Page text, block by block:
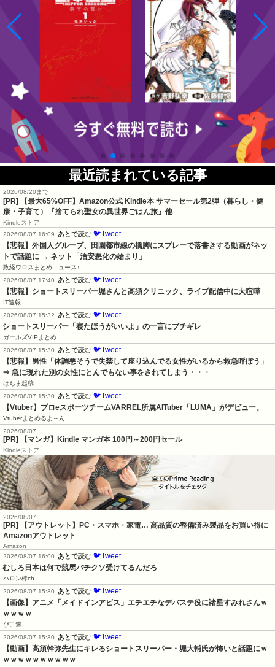
最近読まれている記事
2026/08/20まで
[PR]
【最大65%OFF】Amazon公式 Kindle本 サマーセール第2弾（暮らし・健
康・子育て）『捨てられ聖女の異世界ごはん旅』他
Kindleストア
2026/08/07 16:09
あとで読む 🐦Tweet
【悲報】外国人グループ、田園都市線の橋脚にスプレーで落書きする動画がネッ
トで話題に → ネット「治安悪化の始まり」
政経ワロスまとめニュース♪
2026/08/07 17:40
あとで読む 🐦Tweet
【悲報】ショートスリーパー堀さんと高須クリニック、ライブ配信中に大喧嘩
IT速報
2026/08/07 15:32
あとで読む 🐦Tweet
ショートスリーパー「寝たほうがいいよ」の一言にブチギレ
ガールズVIPまとめ
2026/08/07 15:30
あとで読む 🐦Tweet
【悲報】男性「体調悪そうで失禁して座り込んでる女性がいるから救急呼ぼう」
⇒ 急に現れた別の女性にとんでもない事をされてしまう・・・
はちま起稿
2026/08/07 15:30
あとで読む 🐦Tweet
【Vtuber】プロeスポーツチームVARREL所属AITuber「LUMA」がデビュー。
Vtuberまとめるよ～ん
2026/08/07
[PR] 【マンガ】Kindle マンガ本 100円～200円セール
Kindleストア
2026/08/07
[PR] 【アウトレット】PC・スマホ・家電… 高品質の整備済み製品をお買い得に
Amazonアウトレット
Amazon
2026/08/07 16:00 あとで読む 🐦Tweet
むしろ日本は何で競馬バチクソ受けてるんだろ
ハロン棒ch
2026/08/07 15:30 あとで読む 🐦Tweet
【画像】アニメ「メイドインアビス」エチエチなデバステ役に諸星すみれさんｗ
ｗｗｗｗ
ぴこ速
2026/08/07 15:30 あとで読む 🐦Tweet
【動画】高須幹弥先生にキレるショートスリーパー・堀大輔氏が怖いと話題にｗ
ｗｗｗｗｗｗｗｗｗｗ